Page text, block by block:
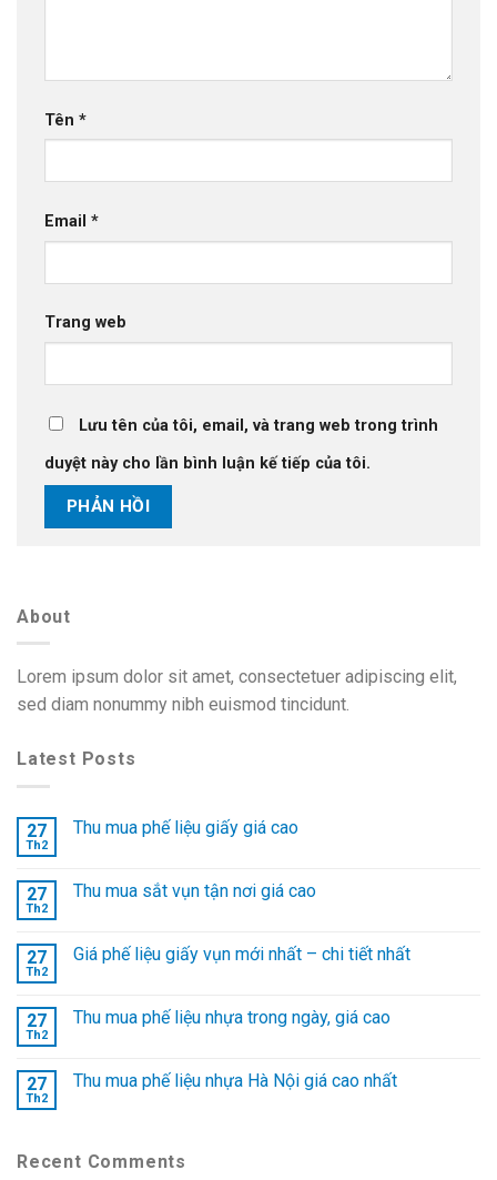
Tên *
Email *
Trang web
Lưu tên của tôi, email, và trang web trong trình
duyệt này cho lần bình luận kế tiếp của tôi.
About
Lorem ipsum dolor sit amet, consectetuer adipiscing elit,
sed diam nonummy nibh euismod tincidunt.
Latest Posts
27
Th2
Thu mua phế liệu giấy giá cao
27
Th2
Thu mua sắt vụn tận nơi giá cao
27
Th2
Giá phế liệu giấy vụn mới nhất – chi tiết nhất
27
Th2
Thu mua phế liệu nhựa trong ngày, giá cao
27
Th2
Thu mua phế liệu nhựa Hà Nội giá cao nhất
Recent Comments